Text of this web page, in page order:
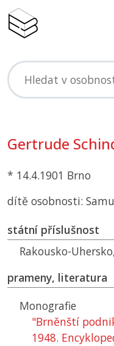
Gertrude
* 14.4.1901 Brno
dítě osobnosti:
státní příslušnost
Rakousko-
prameny, literatura
Monografie
"Brněnští
1948.